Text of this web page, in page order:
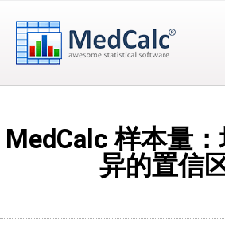
MedCalc 样本量
异的置信